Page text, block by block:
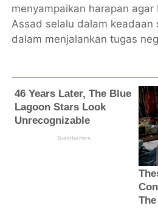
menyampaikan harapan agar
Assad selalu dalam keadaan
dalam menjalankan tugas